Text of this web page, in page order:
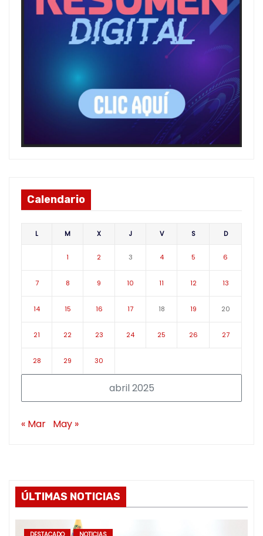
Calendario
abril 2025
L M X J V S D
1 2 3 4 5 6
7 8 9 10 11 12 13
14 15 16 17 18 19 20
21 22 23 24 25 26 27
28 29 30
« Mar May »
ÚLTIMAS NOTICIAS